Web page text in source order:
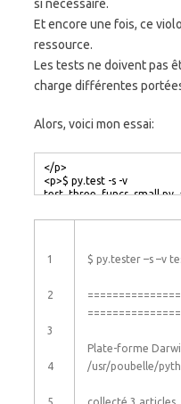
si nécessaire.
Et encore une fois, ce
ressource.
Les tests ne doivent pas
charge différentes
Alors, voici mon essai:
1
2
3
4
$ py.tester –s –v
===============
===============
Plate-forme
/usr/poubelle/